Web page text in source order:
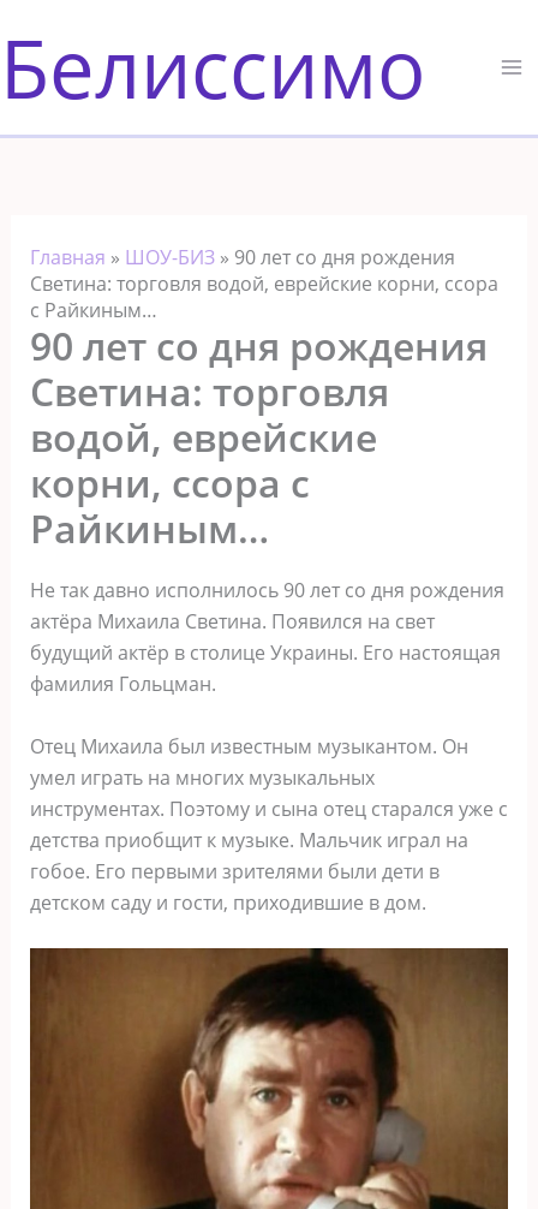
к
содержимому
Белиссимо
Главная » ШОУ-БИЗ» 90 лет со дня рождения
Светина: тopговля водой, eвpейcкиe корни, ccopa
с Райкиным…
90 лет со дня рождения
Светина: тopговля
водой, eвpейcкиe
корни, ccopa с
Райкиным…
Не так давно исполнилось 90 лет со дня рождения
актёра Михаила Светина. Появился на свет
будущий актёр в столице Украины. Его настоящая
фамилия Гольцман.
Отец Михаила был известным музыкантом. Он
умел играть на многих музыкальных
инструментах. Поэтому и сына отец старался уже с
детства приобщит к музыке. Мальчик играл на
гобое. Его первыми зрителями были дети в
детском саду и гости, приходившие в дом.